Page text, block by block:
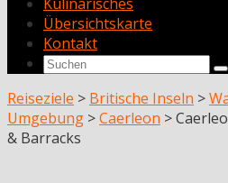
Übersichtskarte
Kontakt
Reiseziele > Britische Inseln >
Umgebung >Caerleon >
& Barracks